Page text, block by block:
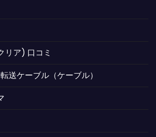
リア) 口コミ
送ケーブル（ケーブル）